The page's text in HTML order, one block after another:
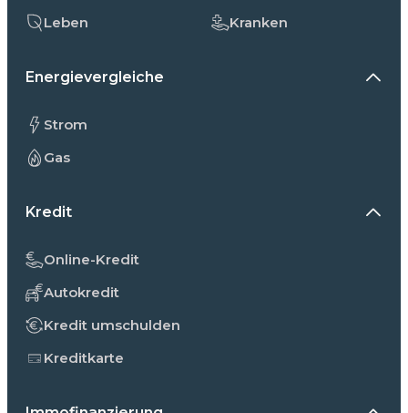
Leben
Kranken
Energievergleiche
Strom
Gas
Kredit
Online-Kredit
Autokredit
Kredit umschulden
Kreditkarte